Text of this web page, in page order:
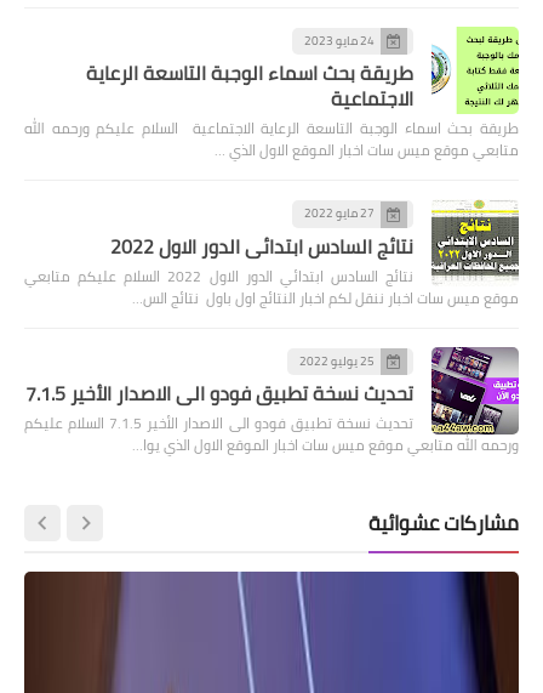
24 مايو 2023
طريقة بحث اسماء الوجبة التاسعة الرعاية
الاجتماعية
طريقة بحث اسماء الوجبة التاسعة الرعاية الاجتماعية السلام عليكم ورحمه الله
متابعي موقع ميس سات اخبار الموقع الاول الذي …
27 مايو 2022
نتائج السادس ابتدائي الدور الاول 2022
نتائج السادس ابتدائي الدور الاول 2022 السلام عليكم متابعي
موقع ميس سات اخبار ننقل لكم اخبار النتائج اول باول نتائج الس…
25 يوليو 2022
تحديث نسخة تطبيق فودو الى الاصدار الأخير 7.1.5
تحديث نسخة تطبيق فودو الى الاصدار الأخير 7.1.5 السلام عليكم
ورحمه الله متابعي موقع ميس سات اخبار الموقع الاول الذي يوا…
مشاركات عشوائية